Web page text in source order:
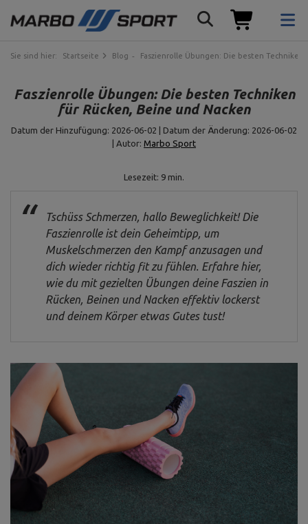
Sie sind hier: Startseite Blog Faszienrolle Übungen: Die besten Techniken
Faszienrolle Übungen: Die besten Techniken
für Rücken, Beine und Nacken
Datum der Hinzufügung: 2026-06-02 | Datum der Änderung: 2026-06-02
| Autor: Marbo Sport
Lesezeit: 9 min.
Tschüss Schmerzen, hallo Beweglichkeit! Die
Faszienrolle ist dein Geheimtipp, um
Muskelschmerzen den Kampf anzusagen und
dich wieder richtig fit zu fühlen. Erfahre hier,
wie du mit gezielten Übungen deine Faszien in
Rücken, Beinen und Nacken effektiv lockerst
und deinem Körper etwas Gutes tust!